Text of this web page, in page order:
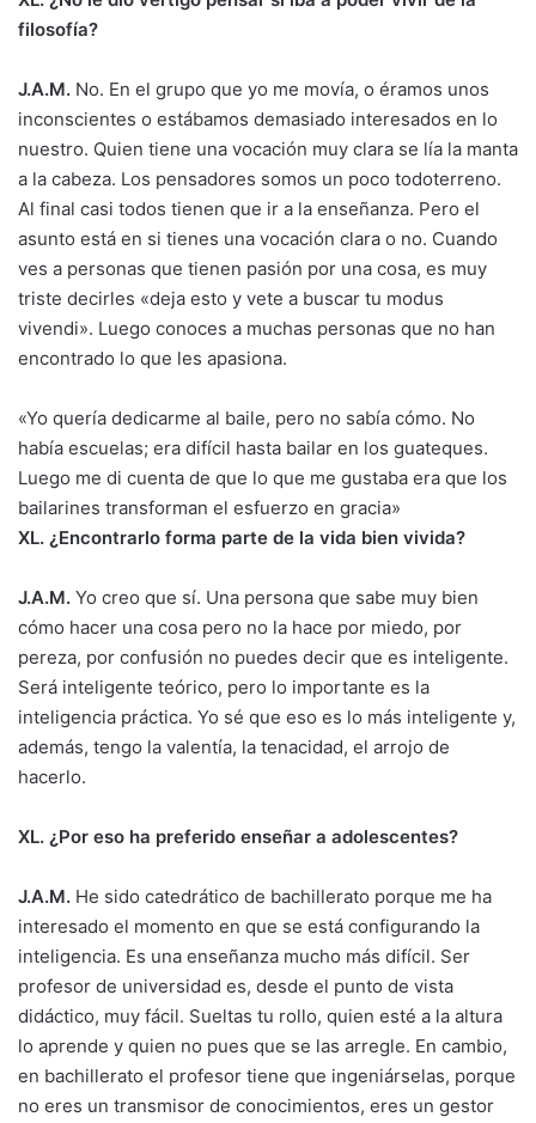
filosofía?
J.A.M. No. En el grupo que yo me movía, o éramos unos
inconscientes o estábamos demasiado interesados en lo
nuestro. Quien tiene una vocación muy clara se lía la manta
a la cabeza. Los pensadores somos un poco todoterreno.
Al final casi todos tienen que ir a la enseñanza. Pero el
asunto está en si tienes una vocación clara o no. Cuando
ves a personas que tienen pasión por una cosa, es muy
triste decirles «deja esto y vete a buscar tu modus
vivendi». Luego conoces a muchas personas que no han
encontrado lo que les apasiona.
«Yo quería dedicarme al baile, pero no sabía cómo. No
había escuelas; era difícil hasta bailar en los guateques.
Luego me di cuenta de que lo que me gustaba era que los
bailarines transforman el esfuerzo en gracia»
XL. ¿Encontrarlo forma parte de la vida bien vivida?
J.A.M. Yo creo que sí. Una persona que sabe muy bien
cómo hacer una cosa pero no la hace por miedo, por
pereza, por confusión no puedes decir que es inteligente.
Será inteligente teórico, pero lo importante es la
inteligencia práctica. Yo sé que eso es lo más inteligente y,
además, tengo la valentía, la tenacidad, el arrojo de
hacerlo.
XL. ¿Por eso ha preferido enseñar a adolescentes?
J.A.M. He sido catedrático de bachillerato porque me ha
interesado el momento en que se está configurando la
inteligencia. Es una enseñanza mucho más difícil. Ser
profesor de universidad es, desde el punto de vista
didáctico, muy fácil. Sueltas tu rollo, quien esté a la altura
lo aprende y quien no pues que se las arregle. En cambio,
en bachillerato el profesor tiene que ingeniárselas, porque
no eres un transmisor de conocimientos, eres un gestor